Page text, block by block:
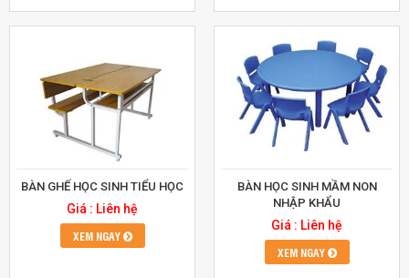
BÀN GHẾ HỌC SINH TIỂU HỌC
Giá : Liên hệ
XEM NGAY
BÀN HỌC SINH MẦM NON
NHẬP KHẨU
Giá : Liên hệ
XEM NGAY